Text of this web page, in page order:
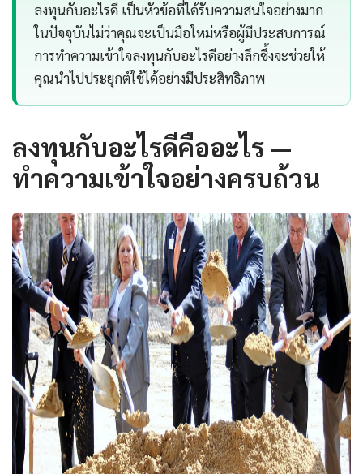
ลงทุนกับอะไรดี เป็นหัวข้อที่ได้รับความสนใจอย่างมาก
ในปัจจุบันไม่ว่าคุณจะเป็นมือใหม่หรือผู้มีประสบการณ์
การทำความเข้าใจลงทุนกับอะไรดีอย่างลึกซึ้งจะช่วยให้
คุณนำไปประยุกต์ใช้ได้อย่างมีประสิทธิภาพ
ลงทุนกับอะไรดีคืออะไร —
ทำความเข้าใจอย่างครบถ้วน